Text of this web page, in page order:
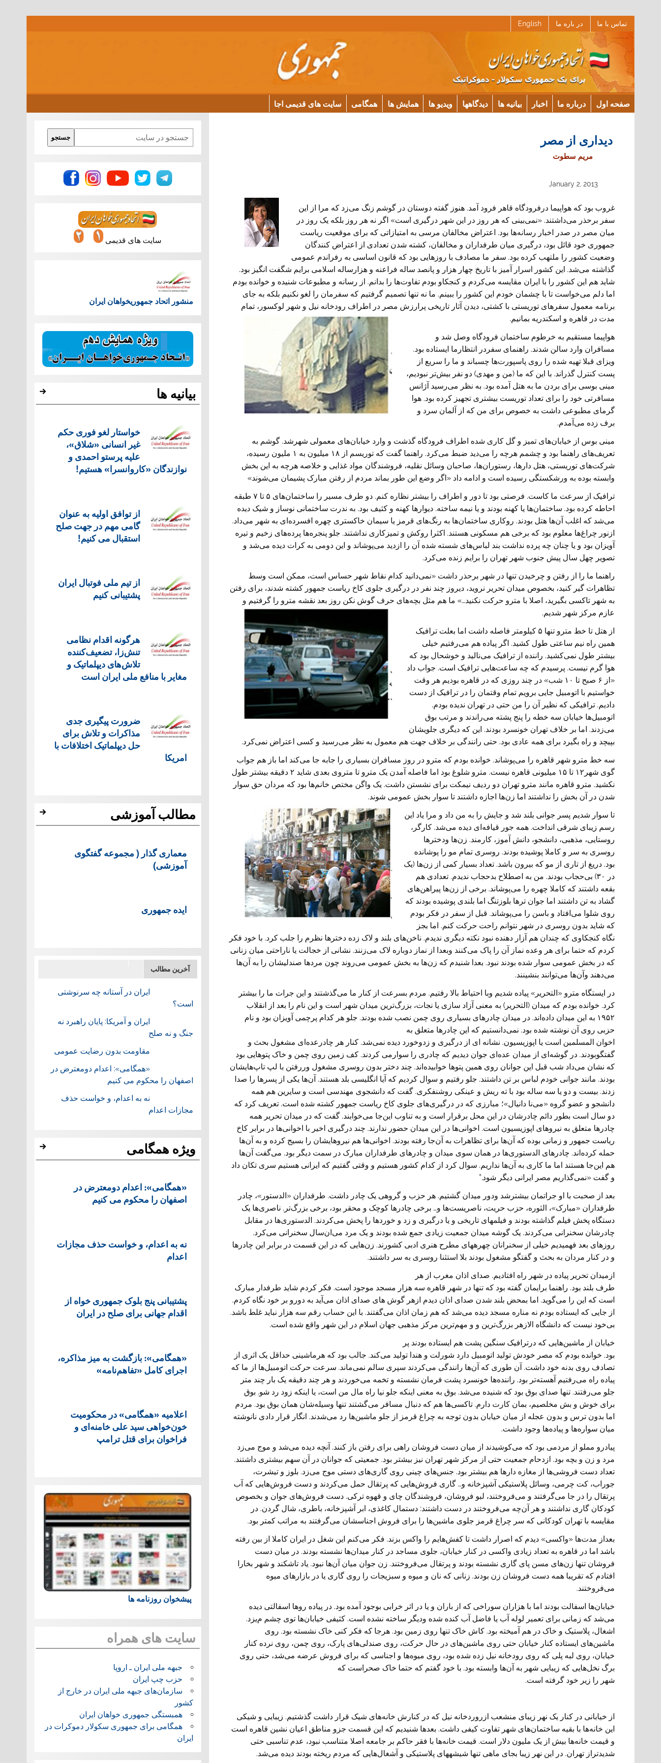
تماس با ما در باره ما English
صفحه اول درباره ما اخبار بیانیه ها دیدگاهها ویدیو ها همایش ها همگامی سایت های قدیمی اجا
دیداری از مصر
مریم سطوت
January 2, 2013
غروب بود که هواپیما درفرودگاه قاهر فرود آمد. هنوز گفته دوستان در گوشم زنگ می‌زد که مرا از این
سفر برحذر می‌داشتند. «نمی‌بینی که هر روز در این شهر درگیری است» اگر نه هر روز بلکه یک روز در
میان مصر در صدر اخبار رسانه‌ها بود. اعتراض مخالفان مرسی به امتیازاتی که برای موقعیت ریاست
جمهوری خود قائل بود، درگیری میان طرفداران و مخالفان، کشته شدن تعدادی از اعتراض کنندگان
وضعیت کشور را ملتهب کرده بود. سفر ما مصادف با روزهایی بود که قانون اساسی به رفراندم عمومی
گذاشته می‌شد. این کشور اسرار آمیز با تاریخ چهار هزار و پانصد ساله فراعنه و هزارساله اسلامی برایم شگفت انگیز بود.
شاید هم این کشور را با ایران مقایسه می‌کردم و کنجکاو بودم تفاوت‌ها را بدانم. از رسانه و مطبوعات شنیده و خوانده بودم
اما دلم می‌خواست تا با چشمان خودم این کشور را ببینم. ما نه تنها تصمیم گرفتیم که سفرمان را لغو نکنیم بلکه به جای
برنامه معمول سفرهای توریستی با کشتی، دیدن آثار تاریخی پرارزش مصر در اطراف رودخانه نیل و شهر لوکسور، تمام
مدت در قاهره و اسکندریه بمانیم.
هواپیما مستقیم به خرطوم ساختمان فرودگاه وصل شد و
مسافران وارد سالن شدند. راهنمای سفردر انتظارما ایستاده بود.
ویزای قبلا تهیه شده را روی پاسپورت‌ها چسباند و ما را سریع از
پست کنترل گذراند. با این که ما (من و مهدی) دو نفر بیش‌‌تر نبودیم،
مینی بوسی برای بردن ما به هتل آمده بود. به نظر می‌‏رسید آژانس
مسافرتی خود را برای تعداد توریست بیشتری تجهیز کرده بود. هوا
گرمای مطبوعی داشت به خصوص برای من که از آلمان سرد و
برف زده می‌آمدم.
مینی بوس از خیابان‌های تمیز و گل کاری شده اطراف فرودگاه گذشت و وارد خیابان‌های معمولی شهرشد. گوشم به
تعریف‌های راهنما بود و چشمم هرچه را می‌دید ضبط می‌کرد. راهنما گفت که توریسم از ۱۸ میلیون به ۱ ملیون رسیده،
شرکت‌های توریستی، هتل دار‌ها، رستوران‌ها، صاحبان وسائل نقلیه، فروشندگان مواد غذایی و خلاصه هرچه به این بخش
وابسته بوده به ورشکستگی رسیده است و ادامه داد «اگر وضع این طور بماند مردم از رفتن مبارک پشیمان می‌شوند»
ترافیک از سرعت ما کاست. فرصتی بود تا دور و اطراف را بیشتر نظاره کنم. دو طرف مسیر را ساختمان‌های ۵ تا ۷ طبقه
احاطه کرده بود. ساختمان‌ها یا کهنه بودند و یا نیمه ساخته. دیوار‌ها کهنه و کثیف بود. به ندرت ساختمانی نوساز و شیک دیده
می‌شد که اغلب آن‌ها هتل بودند. روکاری ساختمان‌ها به رنگ‌های قرمز یا سیمان خاکستری چهره افسرده‌ای به شهر می‌داد.
ازنور چراغ‌ها معلوم بود که برخی هم مسکونی هستند. اکثرا روکش و تمیزکاری نداشتند. جلو پنجره‌ها پرده‌های زخیم و تیره
آویزان بود و یا چنان چه پرده نداشت بند لباس‌های شسته شده آن را ازدید می‌پوشاند و این دومی به کرات دیده می‌شد و
تصویر چهل سال پیش جنوب شهر تهران را برایم زنده می‌کرد.
راهنما ما را از رفتن و چرخیدن تنها در شهر برحذر داشت «نمی‌‌دانید کدام نقاط شهر حساس است، ممکن است وسط
تظاهرات گیر کنید، بخصوص میدان تحریر نروید، دیروز چند نفر در درگیری جلوی کاخ ریاست جمهور کشته شدند، برای رفتن
به شهر تاکسی بگیرید، اصلا با مترو حرکت نکنید…» ما هم مثل بچه‌های حرف گوش نکن روز بعد نقشه مترو را گرفتیم و
عازم مرکز شهر شدیم.
از هتل تا خط مترو تنها ۵ کیلومتر فاصله داشت اما بعلت ترافیک
همین راه نیم ساعتی طول کشید. اگر پیاده هم می‌رفتیم خیلی
بیشتر طول نمی‌‏کشید. راننده از ترافیک می‌نالید و خوشحال بود که
هوا گرم نیست. پرسیدم که چه ساعت‌هایی ترافیک است. جواب داد
«از ۶ صبح تا ۱۰ شب» در چند روزی که در قاهره بودیم هر وقت
خواستیم با اتومبیل جایی برویم تمام وقتمان را در ترافیک از دست
دادیم. ترافیکی که نظیر آن‌ را من حتی در تهران ندیده بودم.
اتومبیل‏‌ها خیابان سه خطه را پنج پشته می‌راندند و مرتب بوق
می‌زدند. اما بر خلاف تهران خونسرد بودند. این که دیگری جلویشان
بپیچد و راه بگیرد برای همه عادی بود. حتی رانندگی بر خلاف جهت هم معمول به نظر می‌رسید و کسی اعتراض نمی‌کرد.
سه خط مترو شهر قاهره را می‌پوشاند. خوانده بودم که مترو در روز مسافران بسیاری را جابه جا می‌کند اما باز هم جواب
گوی شهر۱۲ تا ۱۵ میلیونی قاهره نیست. مترو شلوغ بود اما فاصله آمدن یک مترو تا متروی بعدی شاید ۲ دقیقه بیشتر طول
نکشید. مترو قاهره مانند مترو تهران دو ردیف نیمکت برای نشستن داشت. یک واگن مختص خانم‌ها بود که مردان حق سوار
شدن در آن بخش را نداشتند اما زن‌ها اجازه داشتند تا سوار بخش عمومی شوند.
تا سوار شدیم پسر جوانی بلند شد و جایش را به من داد و مرا یاد این
رسم زیبای شرقی انداخت. همه جور قیافه‌ای دیده می‌شد. کارگر،
روستایی، مذهبی، دانشجو، دانش آموز، کارمند. زن‌ها ودختر‌ها
روسری به سر و کاملا پوشیده بودند. روسری تمام مو را پوشانده
بود. دریغ از تاری از مو که بیرون باشد. تعداد بسیار کمی از زن‌ها (یک
در ۳۰) بی‌حجاب بودند. من به اصطلاح بدحجاب ندیدم. تعدادی هم
بقعه داشتند که کاملا چهره را می‌پوشاند. برخی از زن‌ها پیراهن‌های
گشاد به تن داشتند اما جوان تر‌ها بلوزتنگ اما بلندی پوشیده بودند که
روی شلوا می‌افتاد و باسن را می‌پوشاند. قبل از سفر در فکر بودم
که شاید بدون روسری در شهر نتوانم راحت حرکت کنم. اما بجز
نگاه کنجکاوی که چندان هم آزار دهنده نبود نکته دیگری ندیدم. ناخن‌های بلند و لاک زده دختر‌ها نظرم را جلب کرد. با خود فکر
کردم که حتما برای هر وعده نماز آن را پاک می‌کنند وبعدا از نماز دوباره لاک می‌زنند. نشانی از خجالت یا ناراحتی میان زنانی
که در بخش عمومی سوار شده بودند نبود. بعدا شنیدم که زن‌ها به بخش عمومی می‌روند چون مرد‌ها صندلیشان را به آن‌ها
می‌دهند وآن‌ها می‌‏توانند بنشینند.
در ایستگاه مترو «التحریر» پیاده شدیم وبا احتیاط بالا رفتیم. مردم بسرعت از کنار ما می‌گذشتند و این جرات ما را بیشتر
کرد. خوانده بودم که میدان (التحریر) به معنی آزاد سازی یا نجات، بزرگ‌ترین میدان شهر است و این نام را بعد از انقلاب
۱۹۵۲ به این میدان داده‌اند. در میدان چادرهای بسیاری روی چمن نصب شده بودند. جلو هر کدام پرچمی آویزان بود و نام
حزبی روی آن نوشته شده بود. نمی‌‏دانستیم که این چادر‌ها متعلق به
اخوان المسلمین است یا اپوزیسیون. نشانه‏ ای از درگیری و زدوخورد دیده نمی‌‏شد. کنار هر چادرعده‌ای مشغول بحث و
گفتگوبودند. در گوشه‌ای از میدان عده‌ای جوان دیدیم که چادری را سوارمی کردند. کف زمین روی چمن و خاک پتوهایی بود
که نشان می‌داد شب قبل این جوانان روی همین پتو‌ها خوابیده‌اند. چند دختر بدون روسری مشغول وررفتن با لپ تاپ‌هایشان
بودند. مانند جوانی خودم لباس بر تن داشتند. جلو رفتیم و سوال کردیم که آیا انگلیسی بلد هستند. آن‌ها یکی از پسر‌ها را صدا
زدند. بیست و دو یا سه ساله بود با ته ریش و عینکی روشنفکری. گفت که دانشجوی مهندسی است و سایرین هم همه
دانشجو و عضو گروه «می‌نا دانیال»؛ مبارزی که در درگیری‌های جلوی کاخ ریاست جمهور کشته شده است. تعریف کرد که
دو سال است بطور دائم چادرشان در این محل برقرار است و به تناوب این‌جا می‌خوابند. گفت که در میدان تحریر همه
چادر‌ها متعلق به نیروهای اپوزیسیون است. اخوانی‌ها در این میدان حضور ندارند. چند درگیری اخیر با اخوانی‌ها در برابر کاخ
ریاست جمهور و زمانی بوده که آن‌ها برای تظاهرات به آن‌جا رفته بودند. اخوانی‌ها هم نیرو‌هایشان را بسیج کرده و به آن‌ها
حمله کرده‌اند. چادرهای الدستوری‌ها در‌‌ همان سوی میدان و چادرهای طرفداران مبارک در سمت دیگر بود. می‌گفت آن‌ها
هم این‌جا هستند اما ما کاری به آن‌ها نداریم. سوال کرد از کدام کشور هستیم و وقتی گفتیم که ایرانی هستیم سری تکان داد
و گفت «نمی‌گذاریم مصر ایرانی دیگر شود.”
بعد از صحبت با او جراتمان بیشترشد ودور میدان گشتیم. هر حزب و گروهی یک چادر داشت. طرفداران «الدستور»، چادر
طرفداران «مبارک»، الثوره، حزب حریت، ناصریست‏‌ها و… برخی چادر‌ها کوچک و محقر بود، برخی بزرگ‌تر. ناصری‌ها یک
دستگاه پخش فیلم گذاشته بودند و فیلم‏های تاریخی و یا درگیری و زد و خورد‌ها را پخش می‌کردند. الدستوری‌ها در مقابل
چادرشان سخنرانی می‌کردند. یک گوشه میدان جمعیت زیادی جمع شده بودند و یک مرد می‌ان‌سال سخنرانی می‌کرد.
روزهای بعد فهمیدیم خیلی از سخنرانان چهره‏های مطرح هنری ادبی کشورند. زن‌هایی که در این قسمت در برابر این چادر‌ها
و در کنار مردان به بحث و گفتگو مشغول بودند بلا استثنا روسری به سر داشتند.
ازمیدان تحریر پیاده در شهر راه افتادیم. صدای اذان مغرب از هر
طرف بلند بود. راهنما برایمان گفته بود که تنها در شهر قاهره سه هزار مسجد موجود است. فکر کردم شاید طرفدار مبارک
است که این را می‌گوید. اما بمحض بلند شدن صدای اذان دیدم ازهر گوش ه‏ای صدای اذان می‌‏آید به دورو بر خود نگاه کردم.
از جایی که ایستاده بودم نه مناره مسجد دیده می‌شد که هم زمان اذان می‌گفتند. با این حساب رقم سه هزار نباید غلط باشد.
بی‌خود نیست که دانشگاه الازهر بزرگ‌ترین و و مهم‌ترین مرکز مذهبی جهان اسلام در این شهر واقع شده است.
خیابان از ماشین‌هایی که درترافیک سنگین پشت هم ایستاده بودند پر
بود. خوانده بودم که مصر خودش تولید اتومبیل دارد شورلت و هندا تولید می‌کند. جالب بود که هرماشینی حداقل یک اثری از
تصادف روی بدنه خود داشت. آن طوری که آن‌ها رانندگی می‌کردند سپری سالم نمی‌ماند. سرعت حرکت اتومبیل‏‌ها از ما که
پیاده راه می‌رفتیم آهسته‌تر بود. راننده‏‌ها خونسرد پشت فرمان نشسته و تخمه می‌خوردند و هر چند دقیقه یک بار چند متر
جلو می‌رفتند. تنها صدای بوق بود که شنیده می‌شد. بوق به معنی اینکه جلو نیا راه مال من است، یا اینکه زود رد شو. بوق
برای خوش و بش مخلصیم، بمان کارت دارم. تاکسی‌ها هم که دنبال مسافر می‌گشتند تنها وسیله‌شان‌‌ همان بوق بود. مردم
اما بدون ترس و بدون عجله از میان خیابان بدون توجه به چراغ قرمز از جلو ماشین‌ها رد می‌شدند. انگار قرار دادی نانوشته
میان سواره‌ها و پیاده‌ها وجود داشت.
پیادرو مملو از مردمی بود که می‌کوشیدند از میان دست فروشان راهی برای رفتن باز کنند. آنچه دیده می‌شد و موج می‌زد
مرد و زن و بچه بود. ازدحام جمعیت حتی از مرکز شهر تهران نیز بیشتر بود. جمعیتی که جوانان در آن سهم بیشتری داشتند.
تعداد دست فروشی‌ها از مغازه‏ دار‌ها هم بیشتر بود. جنس‌های چینی روی گاری‌های دستی موج می‌زد. بلوز و تی‏شرت،
جوراب، کت چرمی، وسائل پلاستیکی آشپزخانه و… گاری فروش‌هایی که پرتقال حمل می‌کردند و دست فروش‌هایی که آب
پرتقال را در جا می‌گرفتند و می‌فروختند، لبو فروشان، فروشندگان چای و قهوه ترکی. دست فروش‌های جوان و بخصوص
کودکان گاری نداشتند و هر آن‌چه می‌‏فروختند در دست داشتند: دستمال کاغذی، ابر آشپزخانه، باطری، شال گردن. در
مقایسه با تهران کودکانی که سر چراغ قرمز جلوی ماشین‏‌ها را برای فروش اجناسشان می‌گرفتند به مراتب کمتر بود.
بعداز مدت‌ها «واکسی» دیدم که اصرار داشت تا کفش‌هایم را واکس بزند. فکر می‌کنم این شغل در ایران کاملا از بین رفته
باشد اما در قاهره به تعداد زیادی واکسی در کنار خیابان، جلوی مساجد در کنار میدان‌ها نشسته بودند. در میان دست
فروشان تنها زن‌های مسن پای گاری نشسته بودند و پرتقال می‌فروختند. زن جوان میان آن‌ها نبود. یاد تاشکند و شهر بخارا
افتادم که تقریبا همه دست فروشان زن بودند. زنانی که نان و میوه و سبزیجات را روی گاری یا در بازارهای میوه
می‌فروختند.
خیابان‌ها اسفالت بودند اما با هزاران سوراخی که از باران و یا در اثر خرابی بوجود آمده بود. در پیاده رو‌ها اسفالتی دیده
می‌شد که زمانی برای تعمیر لوله آب یا فاضل آب کنده شده ودیگر ساخته نشده است. کثیفی خیابان‌ها توی چشم م‌یزد.
اشغال، پلاستیک و خاک در هم آمیخته بود. کاش خاک تنها روی زمین بود. هرجا که فکر کنی خاک نشسته بود. روی
ماشین‌های ایستاده کنار خیابان حتی روی ماشین‌های در حال حرکت، روی صندلی‌های پارک، روی چمن، روی نرده کنار
خیابان، روی لبه پلی که روی رودخانه نیل زده شده بود، روی میوه‌ها و اجناسی که برای فروش عرضه می‌شد، حتی روی
برگ نخل‌هایی که زیبایی شهر به آن‌ها وابسته بود. با خود گفتم که حتما خاک صحراست که
شهر را زیر خود گرفته است.
از خیابانی در کنار یک نهر زیبای منشعب ازروردخانه نیل که در کنارش خانه‌های شیک قرار داشت گذشتیم. زیبایی و شیکی
این خانه‌ها با بقیه ساختمان‌های شهر تفاوت کیفی داشت. بعد‌ها شنیدیم که این قسمت جزو مناطق اعیان نشین قاهره است
و قیمت خانه‌ها بیش از یک ملیون دلار است. قیمت‏ خانه‏‌ها با فقر حاکم بر جامعه اصلا متناسب نبود، عدم تناسبی حتی
شدیدتراز تهران. در این نهر زیبا بجای ماهی تنها شیشه‏های پلاستیکی و آشغال‌هایی که مردم ریخته بودند دیده می‌شد.
Search
جستجو
سایت های قدیمی
منشور اتحاد جمهوریخواهان ایران
بیانیه ها
خواستار لغو فوری حکم
غیر انسانی «شلاق»،
علیه پرستو احمدی و
نوازندگان «کاروانسرا» هستیم!
از توافق اولیه به عنوان
گامی مهم در جهت صلح
استقبال می کنیم!
از تیم ملی فوتبال ایران
پشتیبانی کنیم
هرگونه اقدام نظامی
تنش‌زا، تضعیف‌کننده
تلاش‌های دیپلماتیک و
مغایر با منافع ملی ایران است
ضرورت پیگیری جدی
مذاکرات و تلاش برای
حل دیپلماتیک اختلافات با
امریکا
مطالب آموزشی
معماری گذار ( مجموعه گفتگوی
آموزشی)
ایده جمهوری
آخرین مطالب
ایران در آستانه چه سرنوشتی
است؟
ایران و آمریکا: پایان راهبرد نه
جنگ و نه صلح
مقاومت بدون رضایت عمومی
«همگامی»: اعدام دومعترض در
اصفهان را محکوم می کنیم
نه به اعدام، و خواست حذف
مجازات اعدام
ویژه همگامی
«همگامی»: اعدام دومعترض در
اصفهان را محکوم می کنیم
نه به اعدام، و خواست حذف مجازات
اعدام
پشتيبانی پنج بلوک جمهوری خواه از
اقدام جهانی برای صلح در ایران
«همگامی»: بازگشت به میز مذاکره،
اجرای کامل «تفاهم‌نامه»
اعلامیه «همگامی» در محکومیت
خون‌خواهی سید علی خامنه‌ای و
فراخوان برای قتل ترامپ
پیشخوان روزنامه ها
سایت های همراه
جبهه ملی ایران ـ اروپا
حزب چپ ایران
سازمان‌های جبهه ملی ایران در خارج از
کشور
همبستگی جمهوری خواهان ایران
همگامی برای جمهوری سکولار دموکرات در
ایران